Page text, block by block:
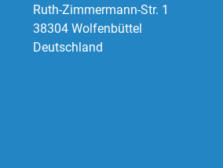
Ruth-Zimmermann-Str. 1
38304 Wolfenbüttel
Deutschland